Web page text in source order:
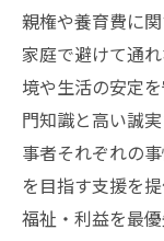
法律専門家
した時の対
親権や養育費に
家庭で避けて通
境や生活の安定
門知識と高い誠
事者それぞれの
を目指す支援を
福祉・利益を最